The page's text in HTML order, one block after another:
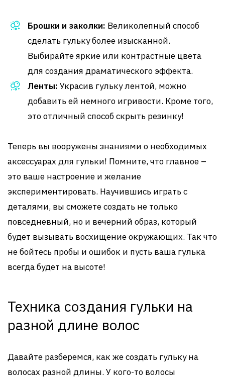
Брошки и заколки: Великолепный способ
сделать гульку более изысканной.
Выбирайте яркие или контрастные цвета
для создания драматического эффекта.
Ленты: Украсив гульку лентой, можно
добавить ей немного игривости. Кроме того,
это отличный способ скрыть резинку!
Теперь вы вооружены знаниями о необходимых
аксессуарах для гульки! Помните, что главное –
это ваше настроение и желание
экспериментировать. Научившись играть с
деталями, вы сможете создать не только
повседневный, но и вечерний образ, который
будет вызывать восхищение окружающих. Так что
не бойтесь пробы и ошибок и пусть ваша гулька
всегда будет на высоте!
Техника создания гульки на
разной длине волос
Давайте разберемся, как же создать гульку на
волосах разной длины. У кого-то волосы